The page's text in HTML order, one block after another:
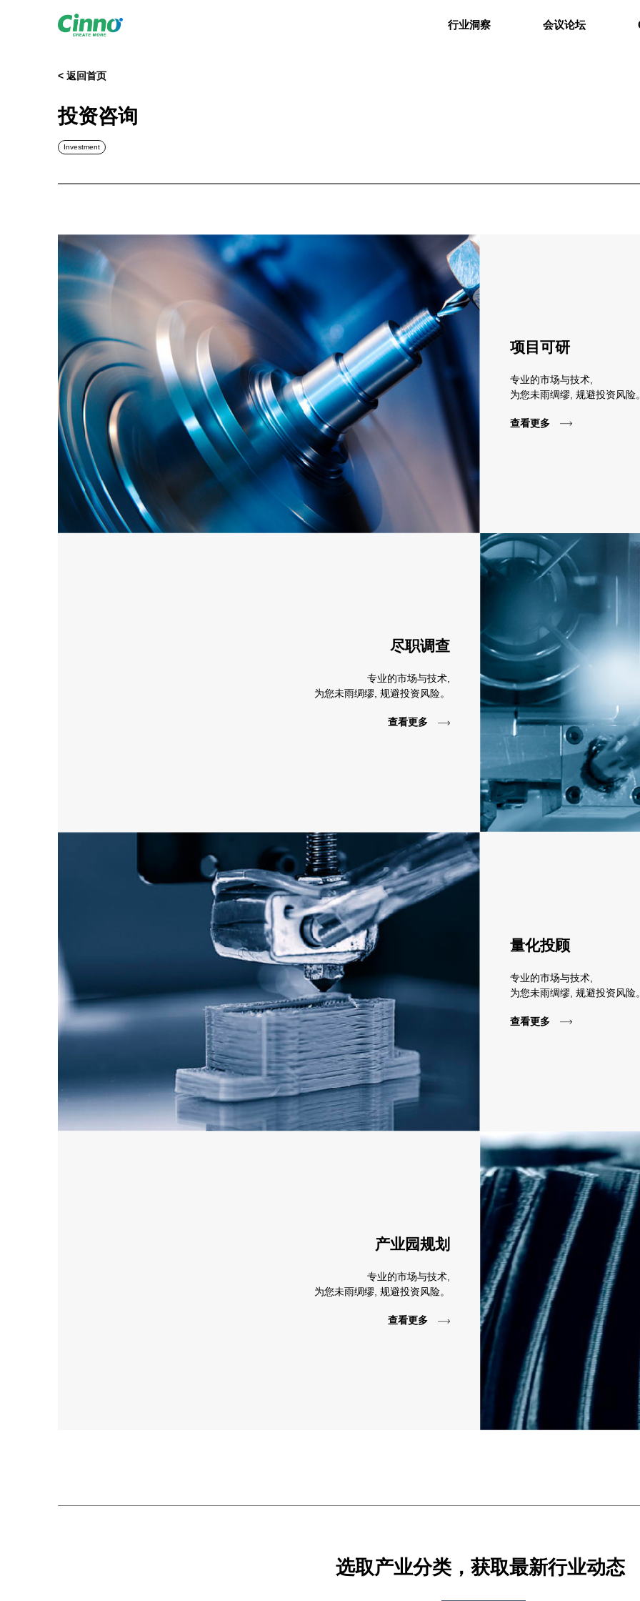
行业洞察 会议论坛
< 返回首页
投资咨询
Investment
项目可研
专业的市场与技术,
为您未雨绸缪, 规避投资风险
查看更多
尽职调查
专业的市场与技术,
为您未雨绸缪, 规避投资风险。
查看更多
量化投顾
专业的市场与技术,
为您未雨绸缪, 规避投资风险
查看更多
产业园规划
专业的市场与技术,
为您未雨绸缪, 规避投资风险。
查看更多
选取产业分类，获取最新行业动态